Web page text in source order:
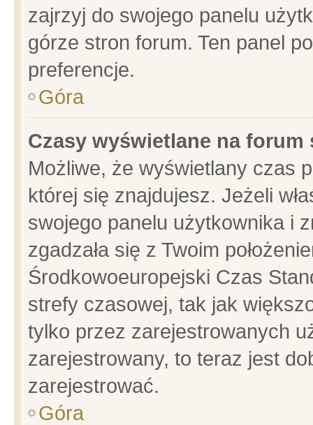
zajrzyj do swojego panelu
górze stron forum. Ten panel
preferencje.
Góra
Czasy wyświetlane na forum
Możliwe, że wyświetlany czas
której się znajdujesz. Jeżeli
swojego panelu użytkownika i
zgadzała się z Twoim
Środkowoeuropejski Czas
strefy czasowej, tak jak
tylko przez zarejestrowanych
zarejestrowany, to teraz jest
zarejestrować.
Góra